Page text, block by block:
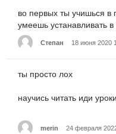
во первых ты учишься в
умеешь устанавливать
Степан 18 июня 2020
ты просто лох
научись читать иди
merin 24 февраля